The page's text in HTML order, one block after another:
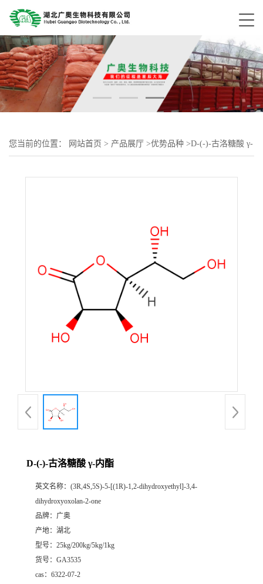
您当前的位置： 网站首页 > 产品展厅 >优势品种 >D-(-)-古洛糖酸 γ-
D-(-)-古洛糖酸 γ-内酯
英文名称： (3R,4S,5S)-5-[(1R)-1,2-dihydroxyethyl]-3,4-
dihydroxyoxolan-2-one
品牌： 广奥
产地： 湖北
型号： 25kg/200kg/5kg/1kg
货号： GA3535
cas： 6322-07-2